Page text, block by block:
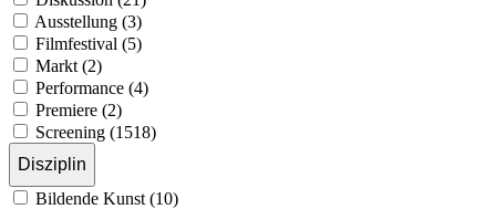
Ausstellung (3)
Filmfestival (5)
Markt (2)
Performance (4)
Premiere (2)
Screening (1518)
Disziplin
Bildende Kunst (10)